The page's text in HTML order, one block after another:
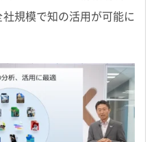
規模で知の活用が可能に